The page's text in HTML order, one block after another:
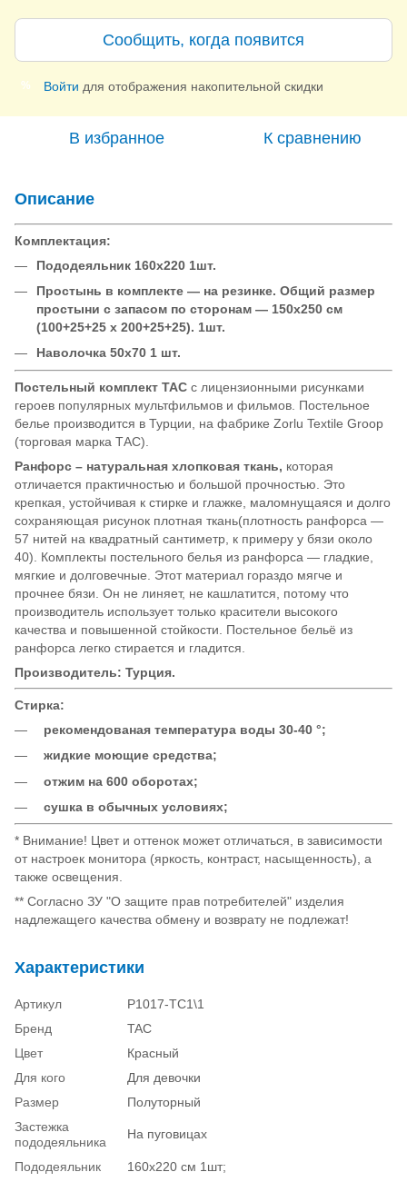
Сообщить, когда появится
% Войти для отображения накопительной скидки
В избранное К сравнению
Описание
Комплектация:
Пододеяльник 160х220 1шт.
Простынь в комплекте — на резинке. Общий размер
простыни с запасом по сторонам — 150х250 см
(100+25+25 x 200+25+25). 1шт.
Наволочка 50х70 1 шт.
Постельный комплект TAC с лицензионными рисунками
героев популярных мультфильмов и фильмов. Постельное
белье производится в Турции, на фабрике Zorlu Textile Groop
(торговая марка ТАС).
Ранфорс – натуральная хлопковая ткань, которая
отличается практичностью и большой прочностью. Это
крепкая, устойчивая к стирке и глажке, маломнущаяся и долго
сохраняющая рисунок плотная ткань(плотность ранфорса —
57 нитей на квадратный сантиметр, к примеру у бязи около
40). Комплекты постельного белья из ранфорса — гладкие,
мягкие и долговечные. Этот материал гораздо мягче и
прочнее бязи. Он не линяет, не кашлатится, потому что
производитель использует только красители высокого
качества и повышенной стойкости. Постельное бельё из
ранфорса легко стирается и гладится.
Производитель: Турция.
Стирка:
рекомендованая температура воды 30-40 °;
жидкие моющие средства;
отжим на 600 оборотах;
сушка в обычных условиях;
* Внимание! Цвет и оттенок может отличаться, в зависимости
от настроек монитора (яркость, контраст, насыщенность), а
также освещения.
** Согласно ЗУ "О защите прав потребителей" изделия
надлежащего качества обмену и возврату не подлежат!
Характеристики
Артикул
P1017-TС1\1
Бренд
TAC
Цвет
Красный
Для кого
Для девочки
Размер
Полуторный
Застежка
пододеяльника
На пуговицах
Пододеяльник
160х220 см 1шт;